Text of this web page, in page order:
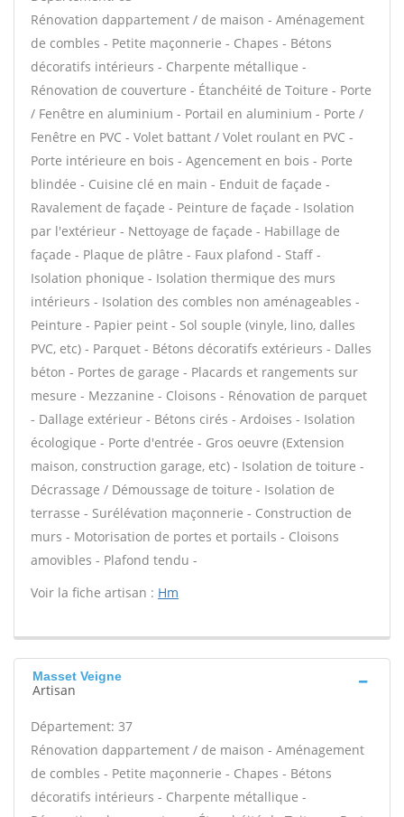
Rénovation dappartement / de maison - Aménagement
de combles - Petite maçonnerie - Chapes - Bétons
décoratifs intérieurs - Charpente métallique -
Rénovation de couverture - Étanchéité de Toiture - Porte
/ Fenêtre en aluminium - Portail en aluminium - Porte /
Fenêtre en PVC - Volet battant / Volet roulant en PVC -
Porte intérieure en bois - Agencement en bois - Porte
blindée - Cuisine clé en main - Enduit de façade -
Ravalement de façade - Peinture de façade - Isolation
par l'extérieur - Nettoyage de façade - Habillage de
façade - Plaque de plâtre - Faux plafond - Staff -
Isolation phonique - Isolation thermique des murs
intérieurs - Isolation des combles non aménageables -
Peinture - Papier peint - Sol souple (vinyle, lino, dalles
PVC, etc) - Parquet - Bétons décoratifs extérieurs - Dalles
béton - Portes de garage - Placards et rangements sur
mesure - Mezzanine - Cloisons - Rénovation de parquet
- Dallage extérieur - Bétons cirés - Ardoises - Isolation
écologique - Porte d'entrée - Gros oeuvre (Extension
maison, construction garage, etc) - Isolation de toiture -
Décrassage / Démoussage de toiture - Isolation de
terrasse - Surélévation maçonnerie - Construction de
murs - Motorisation de portes et portails - Cloisons
amovibles - Plafond tendu -
Voir la fiche artisan : Hm
Masset Veigne
Artisan
Département: 37
Rénovation dappartement / de maison - Aménagement
de combles - Petite maçonnerie - Chapes - Bétons
décoratifs intérieurs - Charpente métallique -